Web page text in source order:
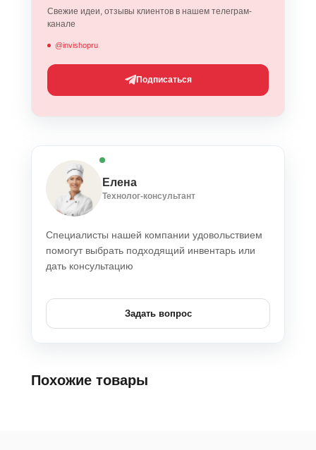
Свежие идеи, отзывы клиентов в нашем телеграм-
канале
@invishopru
Подписаться
Елена
Технолог-консультант
Специалисты нашей компании удовольствием
помогут выбрать подходящий инвентарь или
дать консультацию
Задать вопрос
Похожие товары